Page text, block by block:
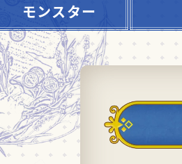
モンスター